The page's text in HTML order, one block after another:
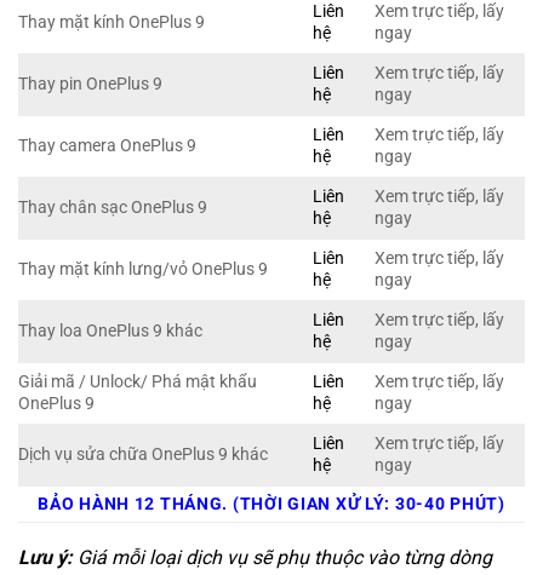
Thay mặt kính OnePlus 9
Liên
hệ
Xem trực tiếp, lấy
ngay
Thay pin OnePlus 9
Liên
hệ
Xem trực tiếp, lấy
ngay
Thay camera OnePlus 9
Liên
hệ
Xem trực tiếp, lấy
ngay
Thay chân sạc OnePlus 9
Liên
hệ
Xem trực tiếp, lấy
ngay
Thay mặt kính lưng/vỏ OnePlus 9
Liên
hệ
Xem trực tiếp, lấy
ngay
Thay loa OnePlus 9 khác
Liên
hệ
Xem trực tiếp, lấy
ngay
Giải mã / Unlock/ Phá mật khẩu
OnePlus 9
Liên
hệ
Xem trực tiếp, lấy
ngay
Dịch vụ sửa chữa OnePlus 9 khác
Liên
hệ
Xem trực tiếp, lấy
ngay
BẢO HÀNH 12 THÁNG. (THỜI GIAN XỬ LÝ: 30-40 PHÚT)
Lưu ý:Giá mỗi loại dịch vụ sẽ phụ thuộc vào từng dòng